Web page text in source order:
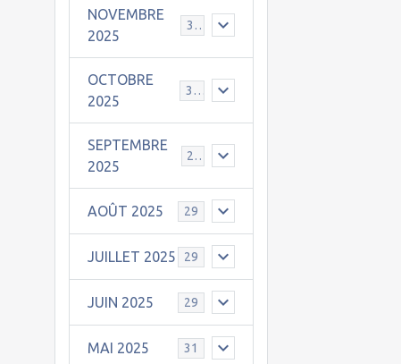
NOVEMBRE
2025
30
OCTOBRE
2025
31
SEPTEMBRE
2025
25
AOÛT 2025 29
JUILLET 2025 29
JUIN 2025 29
MAI 2025 31